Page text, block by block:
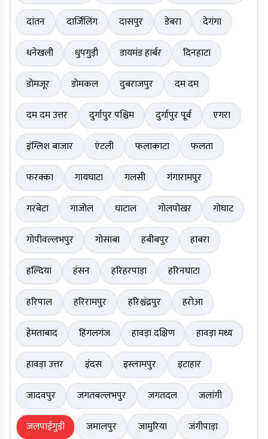
दांतन
दार्जिलिंग दासपुर डेबरा
देगंगा
धनेखली
धुपगुड़ी डायमंड हार्बर
दिनहाटा
डोमजूर
डोमकल दुबराजपुर
दम दम
दम दम उत्तर
दुर्गापुर पश्चिम दुर्गापुर पूर्व
एगरा
इंग्लिश बाजार
एंटली फलाकाटा
फलता
फरक्का
गायघाटा गलसी
गंगारामपुर
गरबेटा
गाजोल घाटाल गोलपोखर
गोघाट
गोपीवल्लभपुर
गोसाबा हबीबपुर
हाबरा
हल्दिया
हंसन हरिहरपाड़ा
हरिनघाटा
हरिपाल
हरिरामपुर हरिश्चंद्रपुर
हरोआ
हेमताबाद
हिंगलगंज हावड़ा दक्षिण
हावड़ा मध्य
हावड़ा उत्तर
इंदस इस्लामपुर
इटाहार
जादवपुर
जगतबल्लभपुर जगतदल
जलांगी
जलपाईगुड़ी
जमालपुर जामुरिया
जंगीपाड़ा